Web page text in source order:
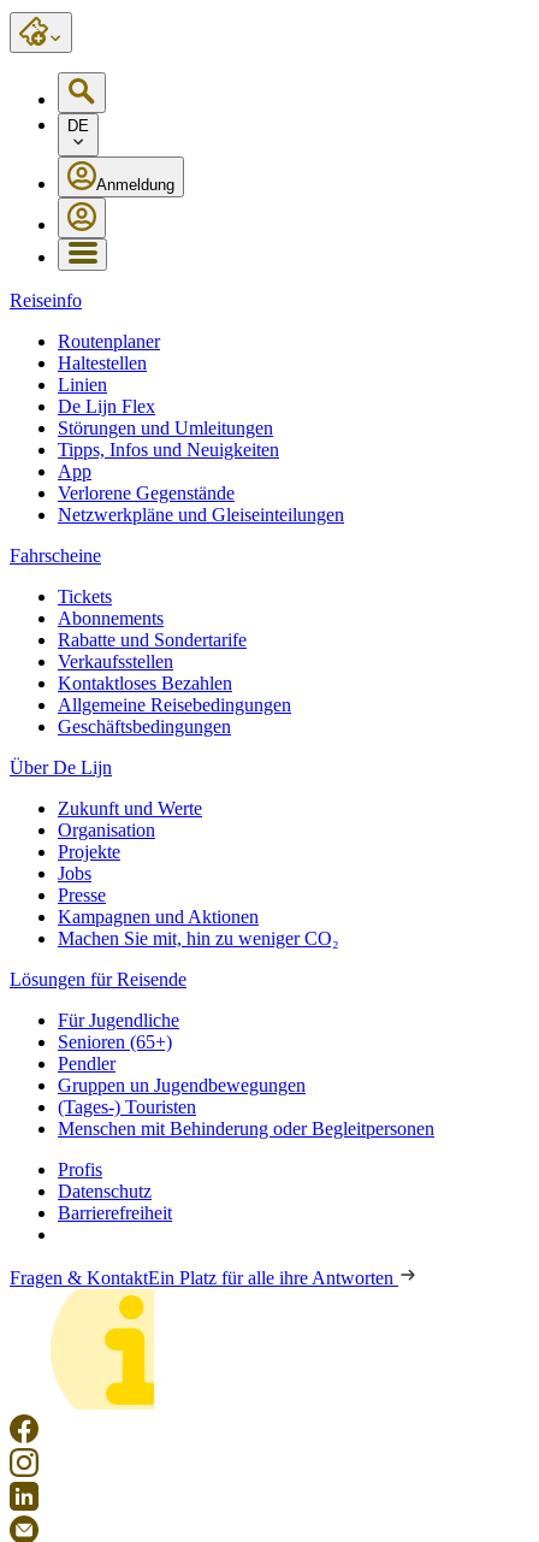
DE
Anmeldung
Reiseinfo
Routenplaner
Haltestellen
Linien
De Lijn Flex
Störungen und Umleitungen
Tipps, Infos und Neuigkeiten
App
Verlorene Gegenstände
Netzwerkpläne und Gleiseinteilungen
Fahrscheine
Tickets
Abonnements
Rabatte und Sondertarife
Verkaufsstellen
Kontaktloses Bezahlen
Allgemeine Reisebedingungen
Geschäftsbedingungen
Über De Lijn
Zukunft und Werte
Organisation
Projekte
Jobs
Presse
Kampagnen und Aktionen
Machen Sie mit, hin zu weniger CO₂
Lösungen für Reisende
Für Jugendliche
Senioren (65+)
Pendler
Gruppen un Jugendbewegungen
(Tages-) Touristen
Menschen mit Behinderung oder Begleitpersonen
Profis
Datenschutz
Barrierefreiheit
Fragen & KontaktEin Platz für alle ihre Antworten